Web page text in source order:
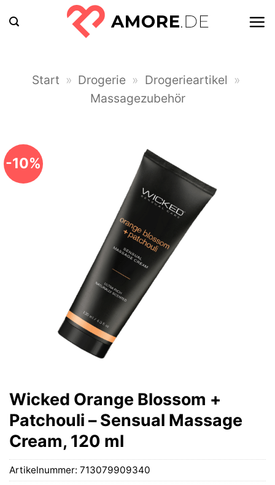
Inhalt
Start » Drogerie » Drogerieartikel »
Massagezubehör
-10%
Wicked Orange Blossom +
Patchouli – Sensual Massage
Cream, 120 ml
Artikelnummer: 713079909340